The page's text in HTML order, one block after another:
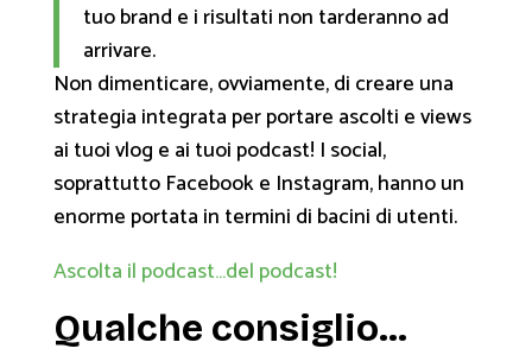
tuo brand e i risultati non tarderanno ad
arrivare.
Non dimenticare, ovviamente, di creare una
strategia integrata per portare ascolti e views
ai tuoi vlog e ai tuoi podcast! I social,
soprattutto Facebook e Instagram, hanno un
enorme portata in termini di bacini di utenti.
Ascolta il podcast…del podcast!
Qualche consiglio…